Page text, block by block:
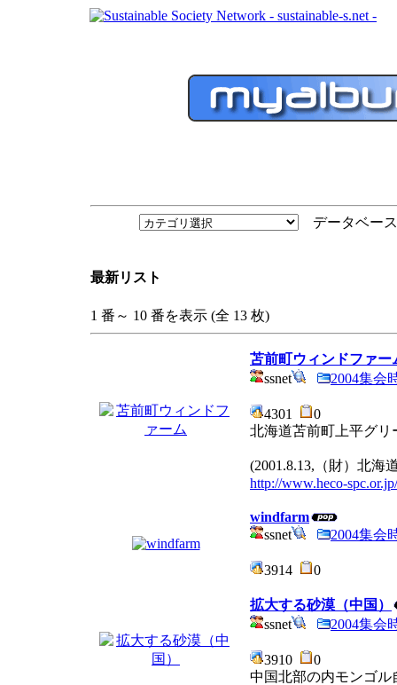
データベー
最新リスト
1 番～ 10 番を表示 (全 13 枚)
苫前町ウィンドファー
ssnet
2004集会
4301
0
北海道苫前町上平グ
(2001.8.13,（財）北海
http://www.heco-spc.or.jp/
windfarm
ssnet
2004集会
3914 0
拡大する砂漠（中国）
ssnet
2004集会
3910
0
中国北部の内モンゴ